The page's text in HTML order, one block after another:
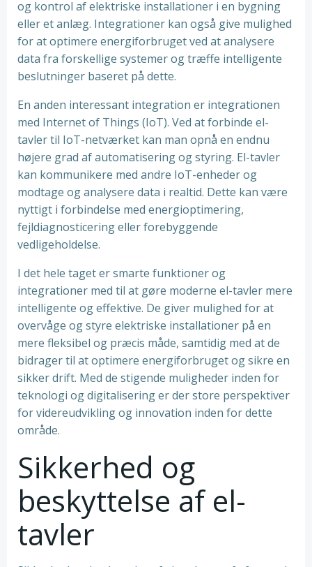
og kontrol af elektriske installationer i en bygning
eller et anlæg. Integrationer kan også give mulighed
for at optimere energiforbruget ved at analysere
data fra forskellige systemer og træffe intelligente
beslutninger baseret på dette.
En anden interessant integration er integrationen
med Internet of Things (IoT). Ved at forbinde el-
tavler til IoT-netværket kan man opnå en endnu
højere grad af automatisering og styring. El-tavler
kan kommunikere med andre IoT-enheder og
modtage og analysere data i realtid. Dette kan være
nyttigt i forbindelse med energioptimering,
fejldiagnosticering eller forebyggende
vedligeholdelse.
I det hele taget er smarte funktioner og
integrationer med til at gøre moderne el-tavler mere
intelligente og effektive. De giver mulighed for at
overvåge og styre elektriske installationer på en
mere fleksibel og præcis måde, samtidig med at de
bidrager til at optimere energiforbruget og sikre en
sikker drift. Med de stigende muligheder inden for
teknologi og digitalisering er der store perspektiver
for videreudvikling og innovation inden for dette
område.
Sikkerhed og
beskyttelse af el-
tavler